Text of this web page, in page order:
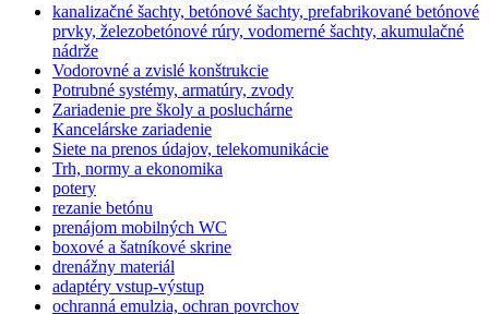
kanalizačné šachty, betónové šachty, prefabrikované betónové
prvky, železobetónové rúry, vodomerné šachty, akumulačné
nádrže
Vodorovné a zvislé konštrukcie
Potrubné systémy, armatúry, zvody
Zariadenie pre školy a posluchárne
Kancelárske zariadenie
Siete na prenos údajov, telekomunikácie
Trh, normy a ekonomika
potery
rezanie betónu
prenájom mobilných WC
boxové a šatníkové skrine
drenážny materiál
adaptéry vstup-výstup
ochranná emulzia, ochran povrchov